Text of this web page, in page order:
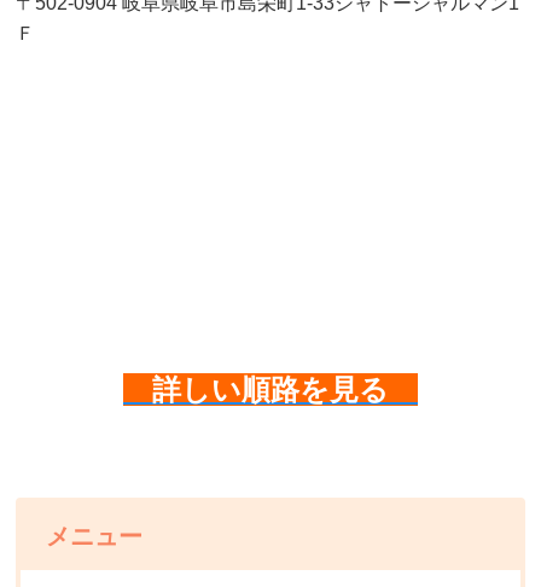
Ｆ
詳しい順路を見る
メニュー